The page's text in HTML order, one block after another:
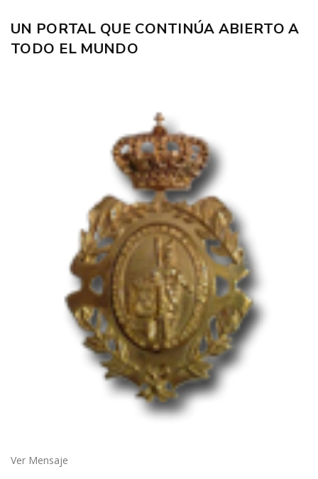
UN PORTAL QUE CONTINÚA ABIERTO A
TODO EL MUNDO
Ver Mensaje